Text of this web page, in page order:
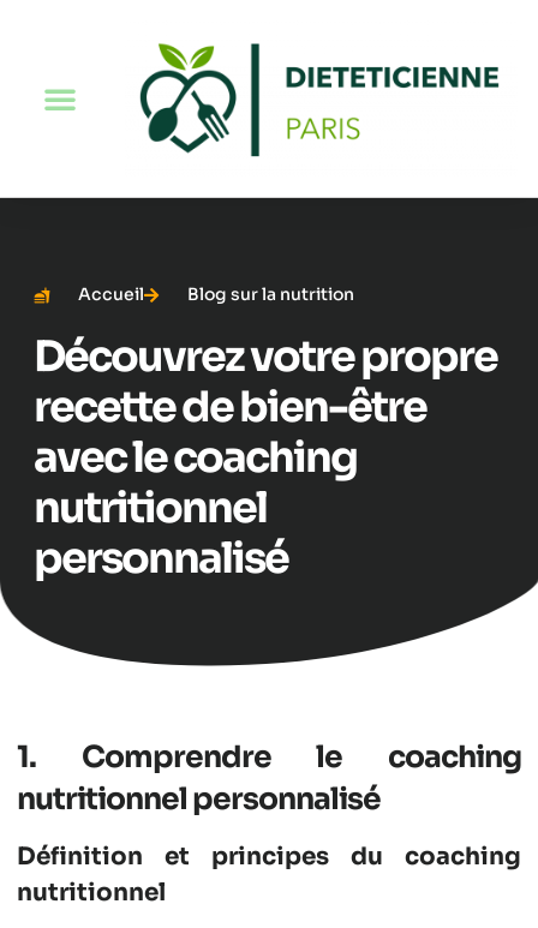
Accueil Blog sur la nutrition
Découvrez votre propre
recette de bien-être
avec le coaching
nutritionnel
personnalisé
1. Comprendre le coaching
nutritionnel personnalisé
Définition et principes du coaching
nutritionnel